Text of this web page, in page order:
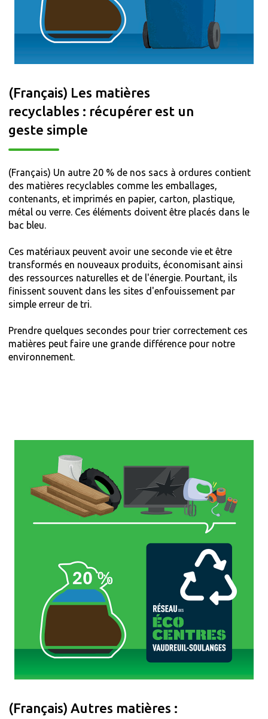
(Français) Les matières
recyclables : récupérer est un
geste simple
(Français) Un autre 20 % de nos sacs à ordures contient
des matières recyclables comme les emballages,
contenants, et imprimés en papier, carton, plastique,
métal ou verre. Ces éléments doivent être placés dans le
bac bleu.
Ces matériaux peuvent avoir une seconde vie et être
transformés en nouveaux produits, économisant ainsi
des ressources naturelles et de l'énergie. Pourtant, ils
finissent souvent dans les sites d'enfouissement par
simple erreur de tri.
Prendre quelques secondes pour trier correctement ces
matières peut faire une grande différence pour notre
environnement.
(Français) Autres matières :